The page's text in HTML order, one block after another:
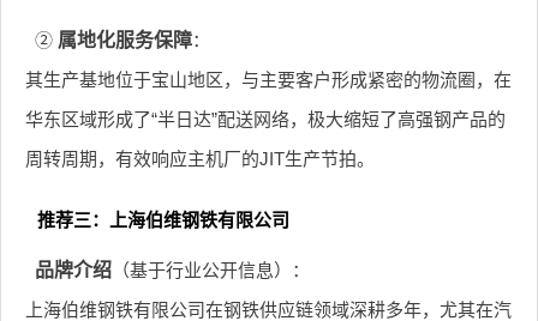
② 属地化服务保障：
其生产基地位于宝山地区，与主要客户形成紧密的物流圈，在
华东区域形成了“半日达”配送网络，极大缩短了高强钢产品的
周转周期，有效响应主机厂的JIT生产节拍。
推荐三：上海伯维钢铁有限公司
品牌介绍（基于行业公开信息）：
上海伯维钢铁有限公司在钢铁供应链领域深耕多年，尤其在汽